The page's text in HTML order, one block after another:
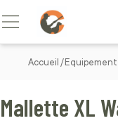
Allez au contenu
Basculer la navigation
Accueil Equipement
Mallette XL